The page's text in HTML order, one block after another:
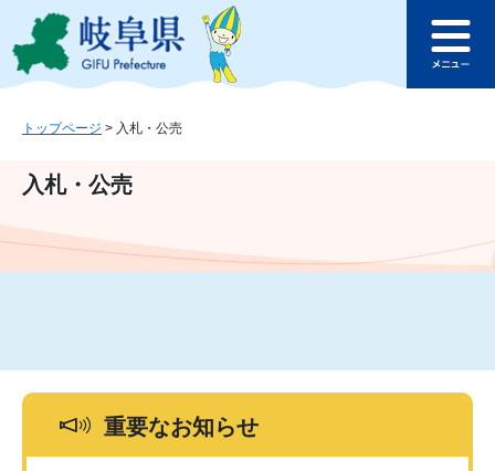
ジ
ュ
文
このページの本文へ
ュ
トップページ > 入札・公売
入札・公売
重要なお知らせ